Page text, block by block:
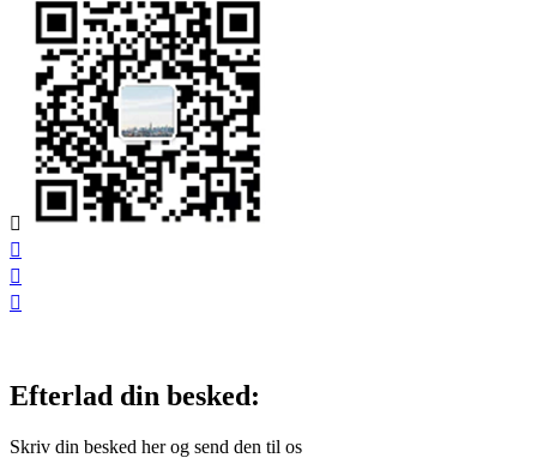




Efterlad din besked:
Skriv din besked her og send den til os